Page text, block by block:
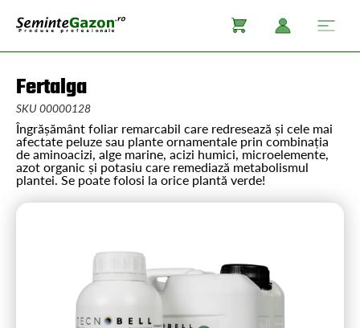
Fertalga
SKU 00000128
Îngrășământ foliar remarcabil care redresează și cele mai
afectate peluze sau plante ornamentale prin combinația
de aminoacizi, alge marine, acizi humici, microelemente,
azot organic și potasiu care remediază metabolismul
plantei. Se poate folosi la orice plantă verde!